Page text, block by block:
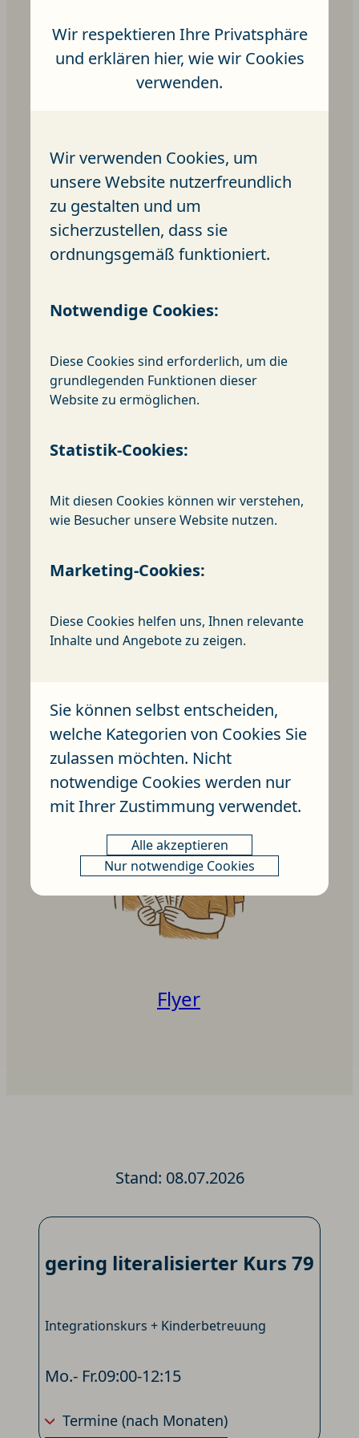
Aktuelles
M.I.Q.-Coaching
Flyer
Stand: 08.07.2026
gering literalisierter Kurs 79
Integrationskurs + Kinderbetreuung
Mo.- Fr.09:00-12:15
Termine(nach Monaten)
Wir respektieren Ihre Privatsphäre
und erklären hier, wie wir Cookies
verwenden.
Wir verwenden Cookies, um
unsere Website nutzerfreundlich
zu gestalten und um
sicherzustellen, dass sie
ordnungsgemäß funktioniert.
Notwendige Cookies:
Diese Cookies sind erforderlich, um die
grundlegenden Funktionen dieser
Website zu ermöglichen.
Statistik-Cookies:
Mit diesen Cookies können wir verstehen,
wie Besucher unsere Website nutzen.
Marketing-Cookies:
Diese Cookies helfen uns, Ihnen relevante
Inhalte und Angebote zu zeigen.
Sie können selbst entscheiden,
welche Kategorien von Cookies Sie
zulassen möchten. Nicht
notwendige Cookies werden nur
mit Ihrer Zustimmung verwendet.
Alle akzeptieren
Nur notwendige Cookies